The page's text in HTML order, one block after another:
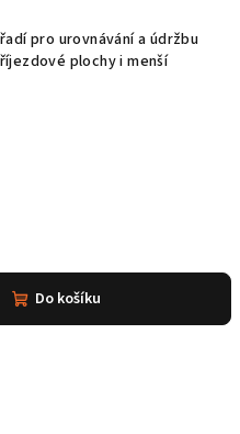
pro urovnávání a údržbu
plochy i menší
Do košíku